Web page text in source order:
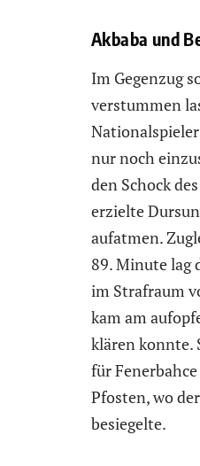
Akbaba und
Im Gegenzug
verstummen
nur noch
den Schock
erzielte
aufatmen.
89. Minute lag
im Strafraum
kam am
klären konnte.
für
Pfosten, wo
besiegelte.